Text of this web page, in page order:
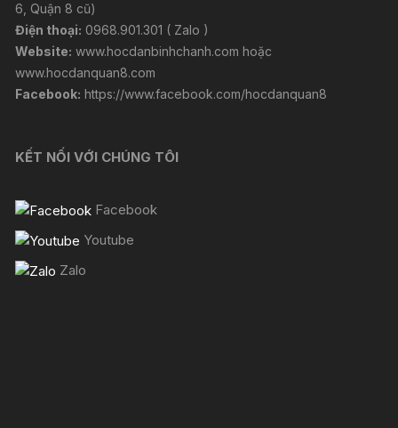
6, Quận 8 cũ)
Điện thoại: 0968.901.301 ( Zalo )
Website: www.hocdanbinhchanh.com hoặc
www.hocdanquan8.com
Facebook: https://www.facebook.com/hocdanquan8
KẾT NỐI VỚI CHÚNG TÔI
Facebook
Youtube
Zalo